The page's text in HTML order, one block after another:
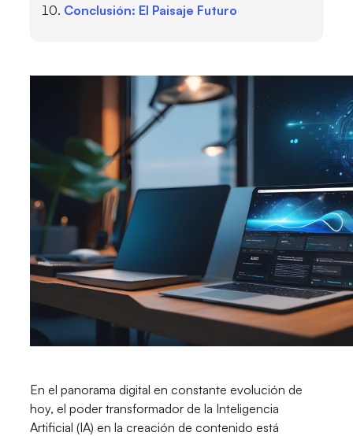
Conclusión: El Paisaje Futuro
En el panorama digital en constante evolución de
hoy, el poder transformador de la Inteligencia
Artificial (IA) en la creación de contenido está